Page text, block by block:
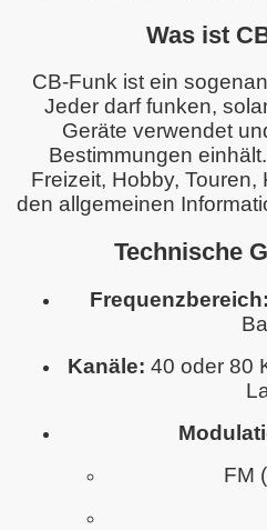
Was ist
CB-Funk ist ein
Jeder darf funken,
Geräte verwendet
Bestimmungen
Freizeit, Hobby, Touren,
den allgemeinen
Technische
Frequenzbereich:
Kanäle: 40 oder 80
FM